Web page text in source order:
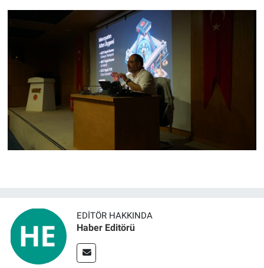
EDITÖR HAKKINDA
Haber Editörü